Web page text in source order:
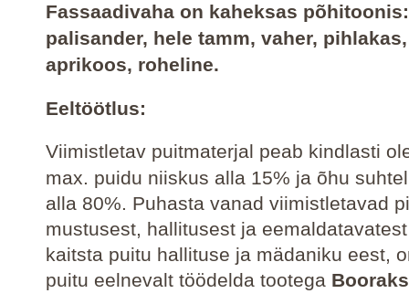
Fassaadivaha on kaheksas
palisander, hele tamm, vaher,
aprikoos, roheline.
Eeltöötlus:
Viimistletav puitmaterjal peab kindlasti
max. puidu niiskus alla 15% ja õhu
alla 80%. Puhasta vanad viimistletavad
mustusest, hallitusest ja
kaitsta puitu hallituse ja mädaniku eest,
puitu eelnevalt töödelda tootega